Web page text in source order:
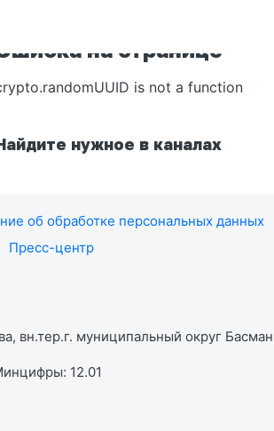
на странице
is not a function
нужное в каналах
об обработке персональных данных
Пресс-центр
вн.тер.г. муниципальный округ
12.01